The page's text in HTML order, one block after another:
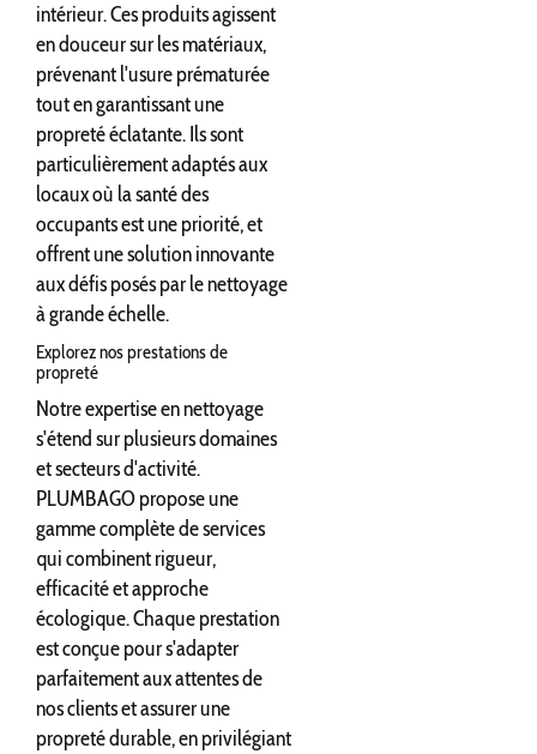
intérieur. Ces produits agissent
en douceur sur les matériaux,
prévenant l'usure prématurée
tout en garantissant une
propreté éclatante. Ils sont
particulièrement adaptés aux
locaux où la santé des
occupants est une priorité, et
offrent une solution innovante
aux défis posés par le nettoyage
à grande échelle.
Explorez nos prestations de
propreté
Notre expertise en nettoyage
s'étend sur plusieurs domaines
et secteurs d'activité.
PLUMBAGO propose une
gamme complète de services
qui combinent rigueur,
efficacité et approche
écologique. Chaque prestation
est conçue pour s'adapter
parfaitement aux attentes de
nos clients et assurer une
propreté durable, en privilégiant